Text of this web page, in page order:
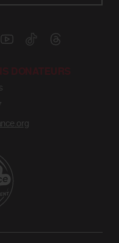
DONATEURS